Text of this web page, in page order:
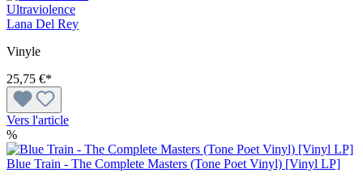
Ultraviolence
Lana Del Rey
Vinyle
25,75 €*
Vers l'article
%
Blue Train - The Complete Masters (Tone Poet Vinyl) [Vinyl LP]